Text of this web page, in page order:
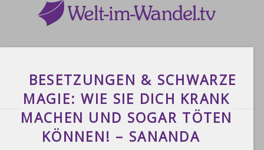
BESETZUNGEN & SCHWARZE
MAGIE: WIE SIE DICH KRANK
MACHEN UND SOGAR TÖTEN
KÖNNEN! – SANANDA